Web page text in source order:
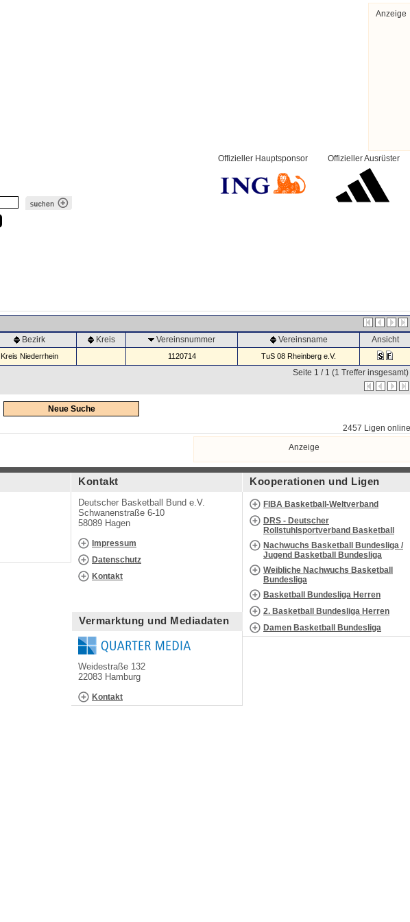
Anzeige
Offizieller Ausrüster
Offizieller Hauptsponsor
Bezirk Kreis Vereinsnummer Vereinsname Ansicht
Kreis Niederrhein 1120714 TuS 08 Rheinberg e.V.
Seite 1 / 1 (1 Treffer insgesamt)
Neue Suche
2457 Ligen online
Anzeige
Kontakt
Deutscher Basketball Bund e.V.
Schwanenstraße 6-10
58089 Hagen
Impressum
Datenschutz
Kontakt
Vermarktung und Mediadaten
Weidestraße 132
22083 Hamburg
Kontakt
Kooperationen und Ligen
FIBA Basketball-Weltverband
DRS - Deutscher
Rollstuhlsportverband Basketball
Nachwuchs Basketball Bundesliga /
Jugend Basketball Bundesliga
Weibliche Nachwuchs Basketball
Bundesliga
Basketball Bundesliga Herren
2. Basketball Bundesliga Herren
Damen Basketball Bundesliga